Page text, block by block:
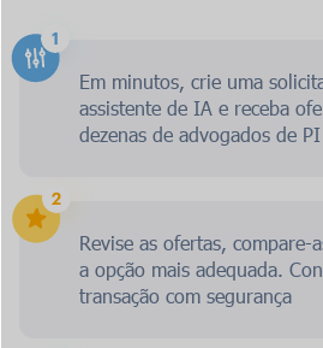
Em minutos, crie uma
assistente de IA e receba
dezenas de advogados de
Revise as ofertas, compare-
a opção mais adequada.
transação com segurança